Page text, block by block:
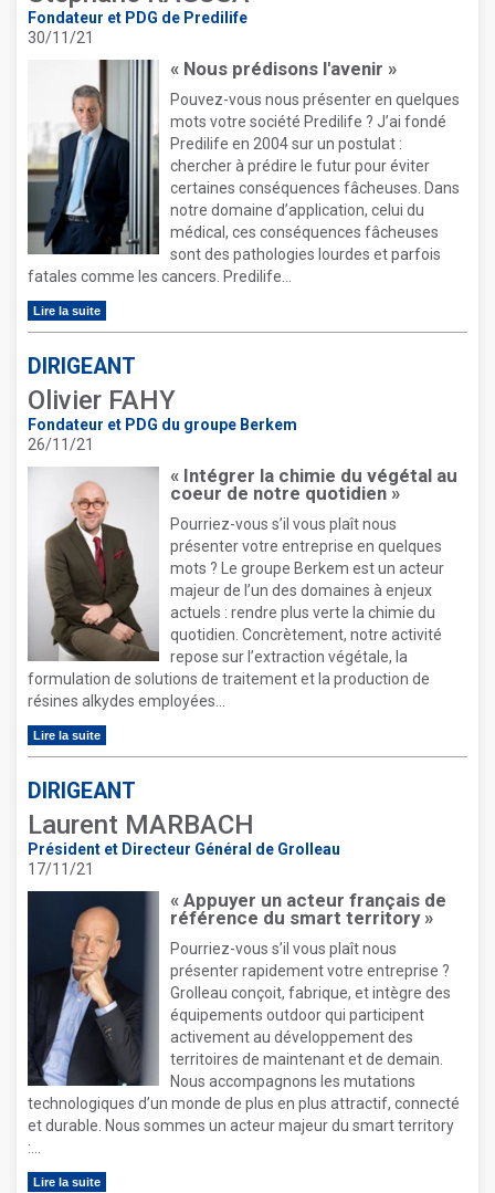
Fondateur et PDG de Predilife
30/11/21
« Nous prédisons l'avenir »
Pouvez-vous nous présenter en quelques
mots votre société Predilife ? J’ai fondé
Predilife en 2004 sur un postulat :
chercher à prédire le futur pour éviter
certaines conséquences fâcheuses. Dans
notre domaine d’application, celui du
médical, ces conséquences fâcheuses
sont des pathologies lourdes et parfois
fatales comme les cancers. Predilife...
Lire la suite
DIRIGEANT
Olivier FAHY
Fondateur et PDG du groupe Berkem
26/11/21
« Intégrer la chimie du végétal au
coeur de notre quotidien »
Pourriez-vous s’il vous plaît nous
présenter votre entreprise en quelques
mots ? Le groupe Berkem est un acteur
majeur de l’un des domaines à enjeux
actuels : rendre plus verte la chimie du
quotidien. Concrètement, notre activité
repose sur l’extraction végétale, la
formulation de solutions de traitement et la production de
résines alkydes employées...
Lire la suite
DIRIGEANT
Laurent MARBACH
Président et Directeur Général de Grolleau
17/11/21
« Appuyer un acteur français de
référence du smart territory »
Pourriez-vous s’il vous plaît nous
présenter rapidement votre entreprise ?
Grolleau conçoit, fabrique, et intègre des
équipements outdoor qui participent
activement au développement des
territoires de maintenant et de demain.
Nous accompagnons les mutations
technologiques d’un monde de plus en plus attractif, connecté
et durable. Nous sommes un acteur majeur du smart territory
:...
Lire la suite